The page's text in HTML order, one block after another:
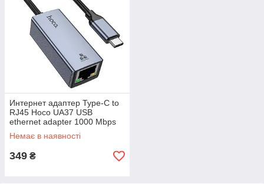
Интернет адаптер Type-C to
RJ45 Hoco UA37 USB
ethernet adapter 1000 Mbps
Gray
Немає в наявності
349 ₴